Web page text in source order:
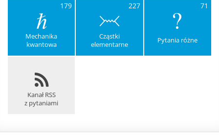
179
Mechanika
kwantowa
227
Cząstki
elementarne
71
Pytania różne
Kanał RSS
z pytaniami